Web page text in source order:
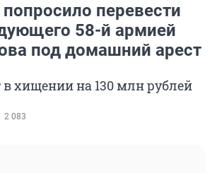
перевести
58-й армией
под домашний арест
хищении на 130 млн рублей
2 083